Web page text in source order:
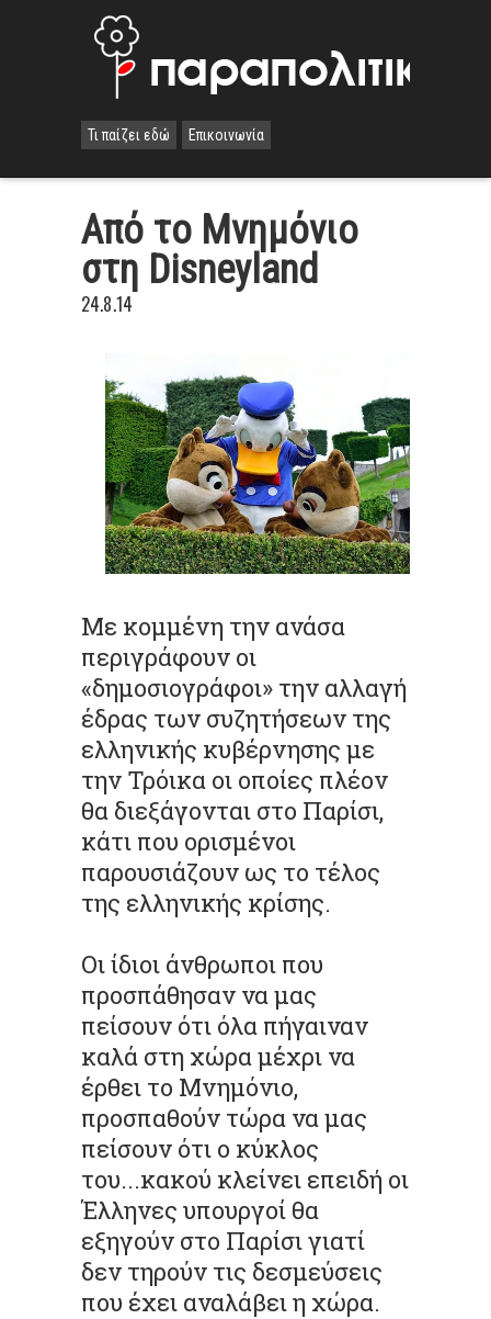
Τι παίζει εδώ Επικοινωνία
Από το Μνημόνιο
στη Disneyland
24.8.14
Με κομμένη την ανάσα
περιγράφουν οι
«δημοσιογράφοι» την αλλαγή
έδρας των συζητήσεων της
ελληνικής κυβέρνησης με
την Τρόικα οι οποίες πλέον
θα διεξάγονται στο Παρίσι,
κάτι που ορισμένοι
παρουσιάζουν ως το τέλος
της ελληνικής κρίσης.
Οι ίδιοι άνθρωποι που
προσπάθησαν να μας
πείσουν ότι όλα πήγαιναν
καλά στη χώρα μέχρι να
έρθει το Μνημόνιο,
προσπαθούν τώρα να μας
πείσουν ότι ο κύκλος
του...κακού κλείνει επειδή οι
Έλληνες υπουργοί θα
εξηγούν στο Παρίσι γιατί
δεν τηρούν τις δεσμεύσεις
που έχει αναλάβει η χώρα.